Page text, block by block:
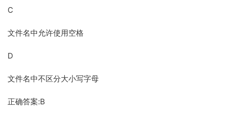
C
文件名中允许使用空格
D
文件名中不区分大小写字母
正确答案:B